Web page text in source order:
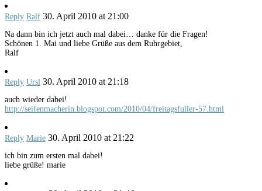
Reply Ralf 30. April 2010 at 21:00
Na dann bin ich jetzt auch mal dabei… danke für die Fragen!
Schönen 1. Mai und liebe Grüße aus dem Ruhrgebiet,
Ralf
Reply Ursl 30. April 2010 at 21:18
auch wieder dabei!
http://seifenmacherin.blogspot.com/2010/04/freitagsfuller-57.html
Reply Marie 30. April 2010 at 21:22
ich bin zum ersten mal dabei!
liebe grüße! marie